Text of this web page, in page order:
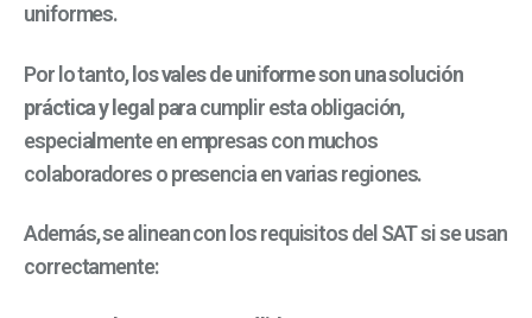
uniformes.
Por lo tanto,los vales de uniforme son una solución
práctica y legalpara cumplir esta obligación,
especialmente en empresas con muchos
colaboradores o presencia en varias regiones.
Además, se alinean con los requisitos del SAT si se usan
correctamente: